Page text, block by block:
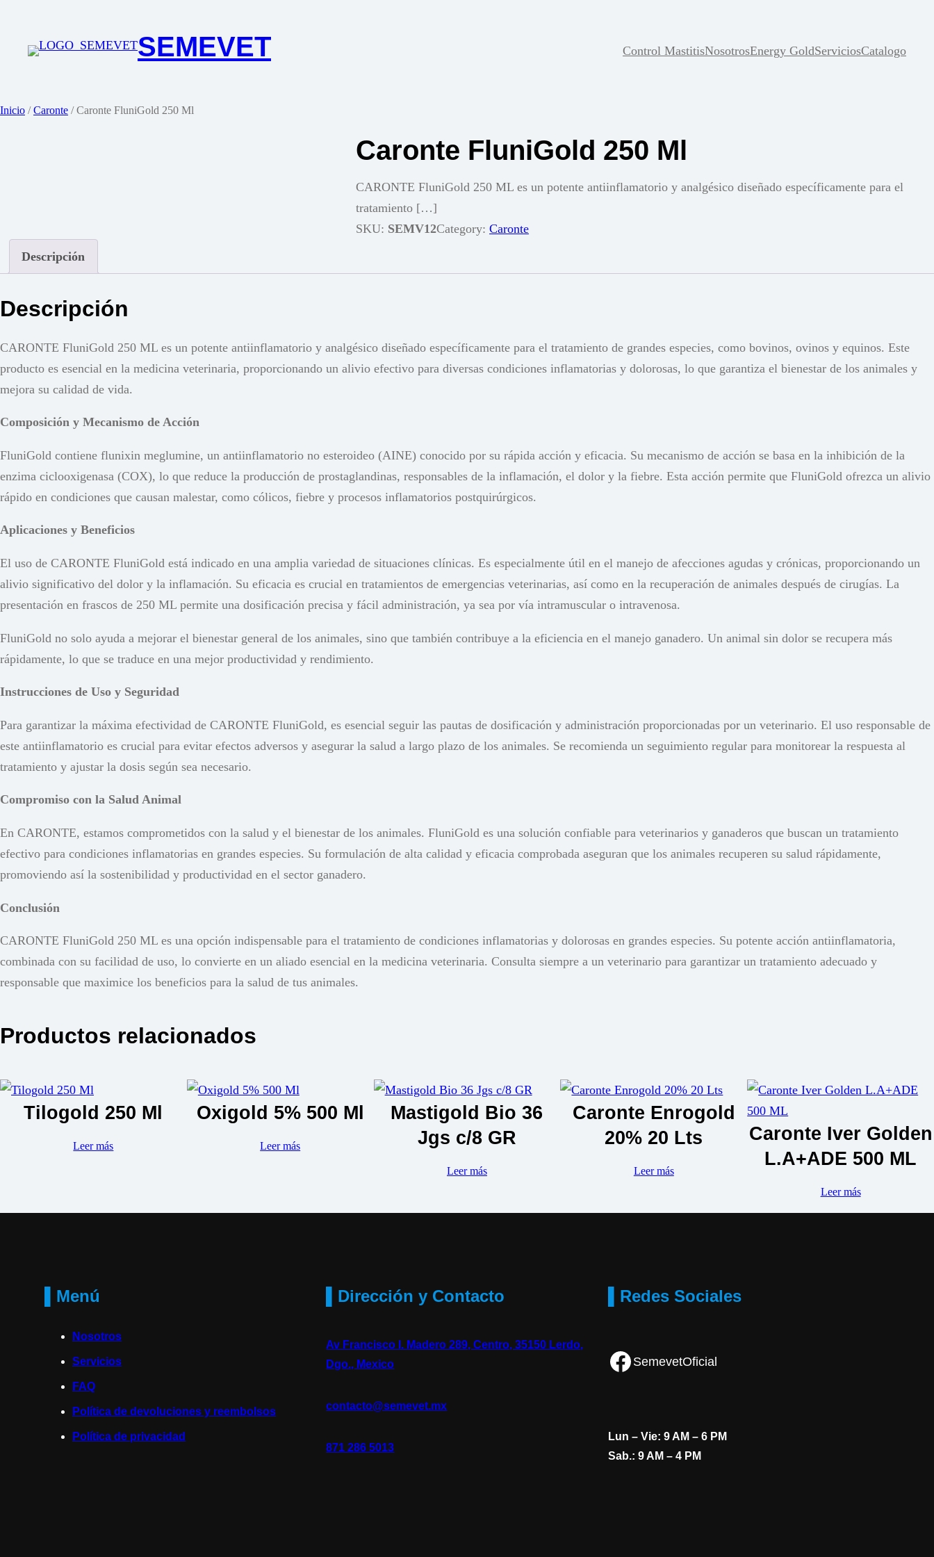
contenido
SEMEVET Control MastitisNosotrosEnergy GoldServiciosCatalogo
Inicio /Caronte / Caronte FluniGold 250 Ml
Caronte FluniGold 250 Ml
CARONTE FluniGold 250 ML es un potente antiinflamatorio y analgésico diseñado específicamente para el
tratamiento […]
SKU: SEMV12Category: Caronte
Descripción
Descripción
CARONTE FluniGold 250 ML es un potente antiinflamatorio y analgésico diseñado específicamente para el tratamiento de grandes especies, como bovinos, ovinos y equinos. Este
producto es esencial en la medicina veterinaria, proporcionando un alivio efectivo para diversas condiciones inflamatorias y dolorosas, lo que garantiza el bienestar de los animales y
mejora su calidad de vida.
Composición y Mecanismo de Acción
FluniGold contiene flunixin meglumine, un antiinflamatorio no esteroideo (AINE) conocido por su rápida acción y eficacia. Su mecanismo de acción se basa en la inhibición de la
enzima ciclooxigenasa (COX), lo que reduce la producción de prostaglandinas, responsables de la inflamación, el dolor y la fiebre. Esta acción permite que FluniGold ofrezca un alivio
rápido en condiciones que causan malestar, como cólicos, fiebre y procesos inflamatorios postquirúrgicos.
Aplicaciones y Beneficios
El uso de CARONTE FluniGold está indicado en una amplia variedad de situaciones clínicas. Es especialmente útil en el manejo de afecciones agudas y crónicas, proporcionando un
alivio significativo del dolor y la inflamación. Su eficacia es crucial en tratamientos de emergencias veterinarias, así como en la recuperación de animales después de cirugías. La
presentación en frascos de 250 ML permite una dosificación precisa y fácil administración, ya sea por vía intramuscular o intravenosa.
FluniGold no solo ayuda a mejorar el bienestar general de los animales, sino que también contribuye a la eficiencia en el manejo ganadero. Un animal sin dolor se recupera más
rápidamente, lo que se traduce en una mejor productividad y rendimiento.
Instrucciones de Uso y Seguridad
Para garantizar la máxima efectividad de CARONTE FluniGold, es esencial seguir las pautas de dosificación y administración proporcionadas por un veterinario. El uso responsable de
este antiinflamatorio es crucial para evitar efectos adversos y asegurar la salud a largo plazo de los animales. Se recomienda un seguimiento regular para monitorear la respuesta al
tratamiento y ajustar la dosis según sea necesario.
Compromiso con la Salud Animal
En CARONTE, estamos comprometidos con la salud y el bienestar de los animales. FluniGold es una solución confiable para veterinarios y ganaderos que buscan un tratamiento
efectivo para condiciones inflamatorias en grandes especies. Su formulación de alta calidad y eficacia comprobada aseguran que los animales recuperen su salud rápidamente,
promoviendo así la sostenibilidad y productividad en el sector ganadero.
Conclusión
CARONTE FluniGold 250 ML es una opción indispensable para el tratamiento de condiciones inflamatorias y dolorosas en grandes especies. Su potente acción antiinflamatoria,
combinada con su facilidad de uso, lo convierte en un aliado esencial en la medicina veterinaria. Consulta siempre a un veterinario para garantizar un tratamiento adecuado y
responsable que maximice los beneficios para la salud de tus animales.
Productos relacionados
Tilogold 250 Ml
Leer más
Oxigold 5% 500 Ml
Leer más
Mastigold Bio 36
Jgs c/8 GR
Leer más
Caronte Enrogold
20% 20 Lts
Leer más
Caronte Iver Golden
L.A+ADE 500 ML
Leer más
▌Menú
Nosotros
Servicios
FAQ
Política de devoluciones y reembolsos
Política de privacidad
▌Dirección y Contacto
Av Francisco I. Madero 289, Centro, 35150 Lerdo,
Dgo., Mexico
contacto@semevet.mx
871 286 5013
▌Redes Sociales
Facebook SemevetOficial
Lun – Vie: 9 AM – 6 PM
Sab.: 9 AM – 4 PM